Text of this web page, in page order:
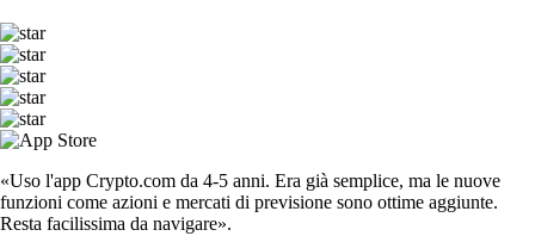
«Uso l'app Crypto.com da 4-5 anni. Era già semplice, ma le nuove
funzioni come azioni e mercati di previsione sono ottime aggiunte.
Resta facilissima da navigare».